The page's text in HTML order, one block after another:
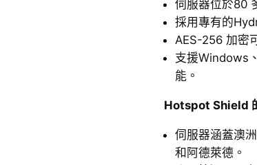
伺服器位於80
採用專有的
AES-256 加密
支援Windows
能。
Hotspot Shield
伺服器涵蓋澳
和阿德萊德。